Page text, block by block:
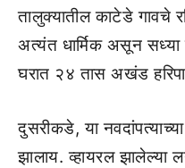
तालुक्यातील काटेडे गावचे
अत्यंत धार्मिक असून सध्या
घरात २४ तास अखंड
दुसरीकडे, या नवदांपत्याच्या
झालाय. व्हायरल झालेल्या